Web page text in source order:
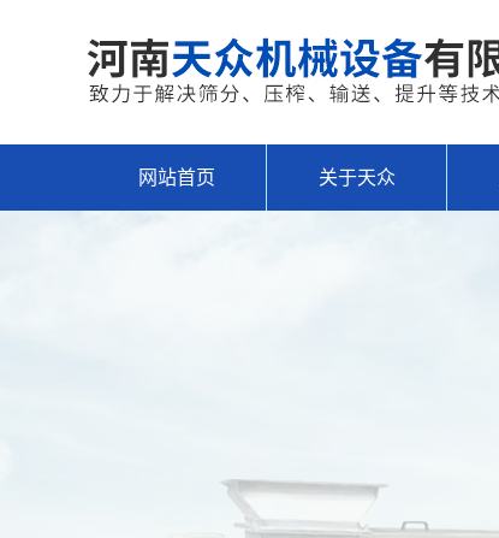
网站首页 关于天众